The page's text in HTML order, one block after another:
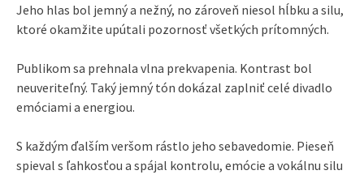
Jeho hlas bol jemný a nežný, no zároveň niesol hĺbku a silu,
ktoré okamžite upútali pozornosť všetkých prítomných.
Publikom sa prehnala vlna prekvapenia. Kontrast bol
neuveriteľný. Taký jemný tón dokázal zaplniť celé divadlo
emóciami a energiou.
S každým ďalším veršom rástlo jeho sebavedomie. Pieseň
spieval s ľahkosťou a spájal kontrolu, emócie a vokálnu silu